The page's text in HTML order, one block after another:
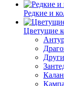
Редкие и
Цветущие